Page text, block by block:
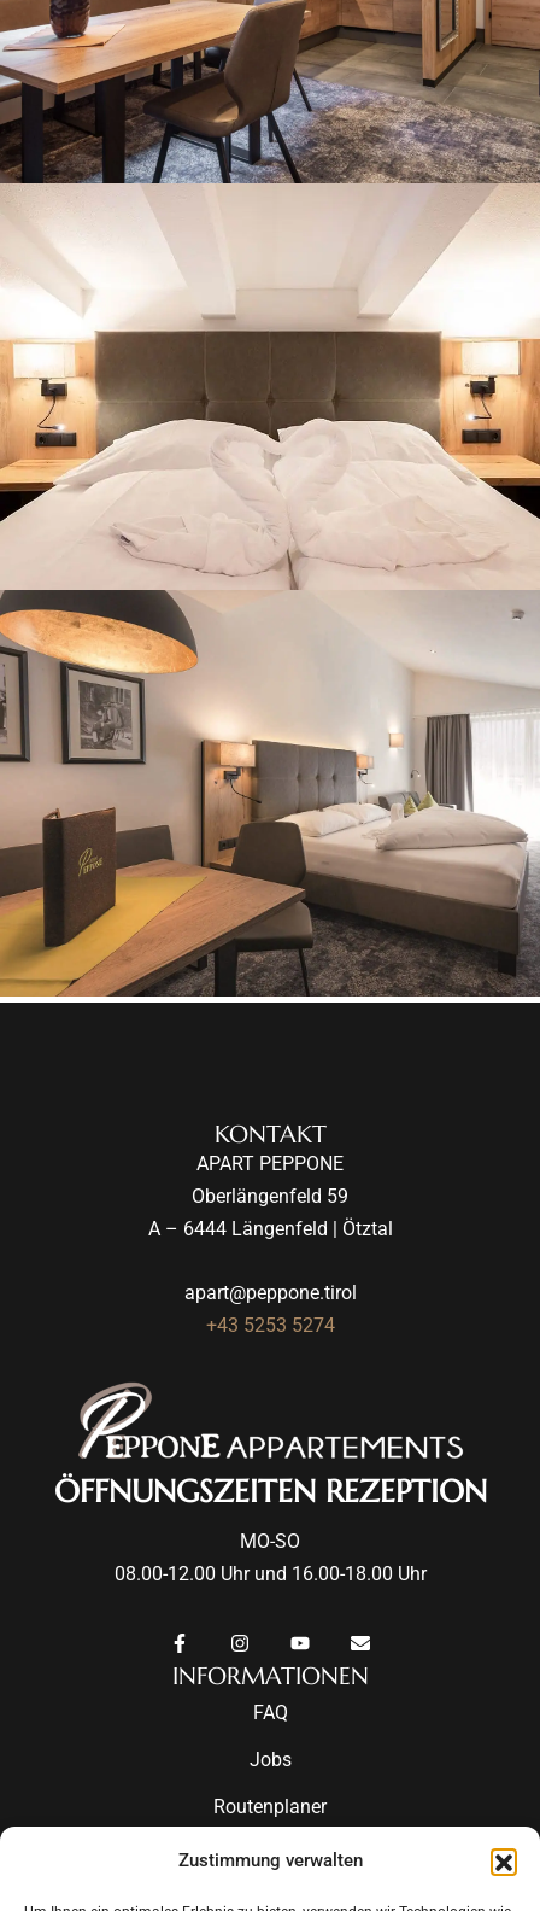
Zustimmung verwalten
KONTAKT
APART PEPPONE
Oberlängenfeld 59
A – 6444 Längenfeld | Ötztal
apart@peppone.tirol
+43 5253 5274
ÖFFNUNGSZEITEN REZEPTION
MO-SO
08.00-12.00 Uhr und 16.00-18.00 Uhr
INFORMATIONEN
FAQ
Jobs
Routenplaner
Veranstaltungen im Ötztal
Wettervorhersage